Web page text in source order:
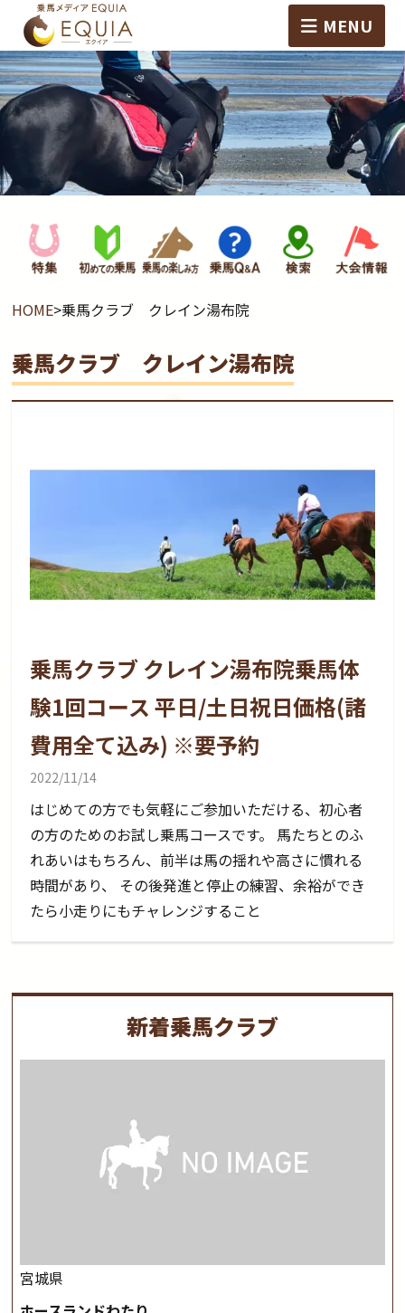
MENU
HOME>乗馬クラブ クレイン湯布院
乗馬クラブ クレイン湯布院
乗馬クラブ クレイン湯布院乗馬体
験1回コース 平日/土日祝日価格(諸
費用全て込み) ※要予約
2022/11/14
はじめての方でも気軽にご参加いただける、初心者
の方のためのお試し乗馬コースです。 馬たちとのふ
れあいはもちろん、前半は馬の揺れや高さに慣れる
時間があり、 その後発進と停止の練習、余裕ができ
たら小走りにもチャレンジすること
新着乗馬クラブ
宮城県